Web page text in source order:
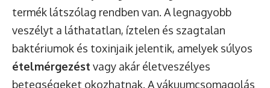
termék látszólag rendben van. A legnagyobb
veszélyt a láthatatlan, íztelen és szagtalan
baktériumok és toxinjaik jelentik, amelyek súlyos
ételmérgezést vagy akár életveszélyes
betegségeket okozhatnak. A vákuumcsomagolás